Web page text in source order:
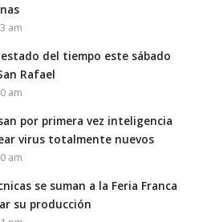
am
estado del tiempo este sábado
Rafael
am
por primera vez inteligencia
virus totalmente nuevos
am
se suman a la Feria Franca
su producción